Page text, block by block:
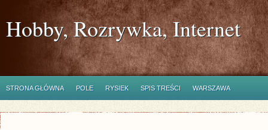
Hobby, Rozrywka, Internet
STRONA GŁÓWNA POLE RYSIEK SPIS TREŚCI WARSZAWA